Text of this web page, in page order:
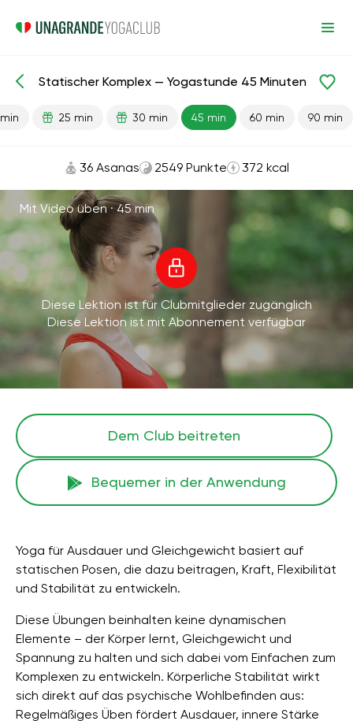
Fertige Lektionen Energie
Statischer Komplex — Yogastunde 45 Minuten
25 min 30 min 45 min 60 min 90 min
36 Asanas 2549 Punkte 372 kcal
Mit Video üben ·45 min
Diese Lektion ist für Clubmitglieder zugänglich
Diese Lektion ist mit Abonnement verfügbar
Dem Club beitreten
Bequemer in der Anwendung
Yoga für Ausdauer und Gleichgewicht basiert auf
statischen Posen, die dazu beitragen, Kraft, Flexibilität
und Stabilität zu entwickeln.
Diese Übungen beinhalten keine dynamischen
Elemente – der Körper lernt, Gleichgewicht und
Spannung zu halten und sich dabei vom Einfachen zum
Komplexen zu entwickeln. Körperliche Stabilität wirkt
sich direkt auf das psychische Wohlbefinden aus:
Regelmäßiges Üben fördert Ausdauer, innere Stärke